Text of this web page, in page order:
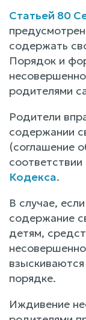
Статьей 80
содержать
Порядок и
родителями
Родители
содержании
(соглашение
соответствии
Кодекса.
В случае,
содержание
детям,
порядке.
Иждивение